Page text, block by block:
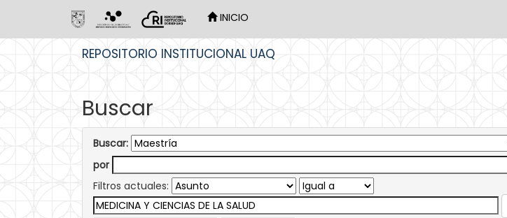
INICIO
REPOSITORIO INSTITUCIONAL UAQ
Buscar
Buscar:
por
Filtros actuales: